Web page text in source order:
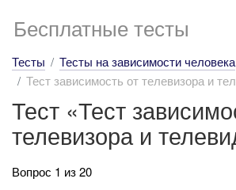
Бесплатные тесты
Тесты
Тесты на зависимости человека
Тест зависимость от телевизора и
Тест «Тест
телевизора и
Вопрос 1 из 20